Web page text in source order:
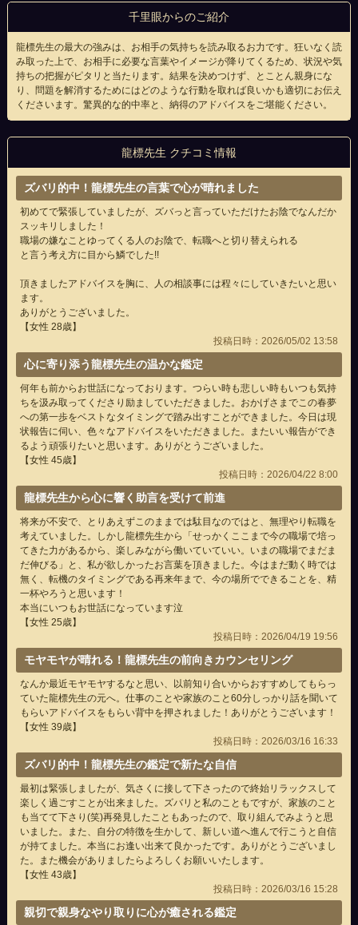
千里眼からのご紹介
龍標先生の最大の強みは、お相手の気持ちを読み取るお力です。狂いなく読
み取った上で、お相手に必要な言葉やイメージが降りてくるため、状況や気
持ちの把握がピタリと当たります。結果を決めつけず、とことん親身にな
り、問題を解消するためにはどのような行動を取れば良いかも適切にお伝え
くださいます。驚異的な的中率と、納得のアドバイスをご堪能ください。
龍標先生 クチコミ情報
ズバリ的中！龍標先生の言葉で心が晴れました
初めてで緊張していましたが、ズバっと言っていただけたお陰でなんだか
スッキリしました！
職場の嫌なことゆってくる人のお陰で、転職へと切り替えられる
と言う考え方に目から鱗でした!!
頂きましたアドバイスを胸に、人の相談事には程々にしていきたいと思い
ます。
ありがとうございました。
【女性 28歳】
投稿日時：2026/05/02 13:58
心に寄り添う龍標先生の温かな鑑定
何年も前からお世話になっております。つらい時も悲しい時もいつも気持
ちを汲み取ってくださり励ましていただきました。おかげさまでこの春夢
への第一歩をベストなタイミングで踏み出すことができました。今日は現
状報告に伺い、色々なアドバイスをいただきました。またいい報告ができ
るよう頑張りたいと思います。ありがとうございました。
【女性 45歳】
投稿日時：2026/04/22 8:00
龍標先生から心に響く助言を受けて前進
将来が不安で、とりあえずこのままでは駄目なのではと、無理やり転職を
考えていました。しかし龍標先生から「せっかくここまで今の職場で培っ
てきた力があるから、楽しみながら働いていていい。いまの職場でまだま
だ伸びる」と、私が欲しかったお言葉を頂きました。今はまだ動く時では
無く、転機のタイミングである再来年まで、今の場所でできることを、精
一杯やろうと思います！
本当にいつもお世話になっています泣
【女性 25歳】
投稿日時：2026/04/19 19:56
モヤモヤが晴れる！龍標先生の前向きカウンセリング
なんか最近モヤモヤするなと思い、以前知り合いからおすすめしてもらっ
ていた龍標先生の元へ。仕事のことや家族のこと60分しっかり話を聞いて
もらいアドバイスをもらい背中を押されました！ありがとうございます！
【女性 39歳】
投稿日時：2026/03/16 16:33
ズバリ的中！龍標先生の鑑定で新たな自信
最初は緊張しましたが、気さくに接して下さったので終始リラックスして
楽しく過ごすことが出来ました。ズバリと私のこともですが、家族のこと
も当てて下さり(笑)再発見したこともあったので、取り組んでみようと思
いました。また、自分の特徴を生かして、新しい道へ進んで行こうと自信
が持てました。本当にお逢い出来て良かったです。ありがとうございまし
た。また機会がありましたらよろしくお願いいたします。
【女性 43歳】
投稿日時：2026/03/16 15:28
親切で親身なやり取りに心が癒される鑑定